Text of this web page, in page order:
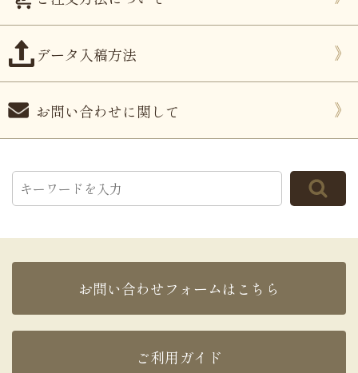
データ入稿方法
お問い合わせに関して
お問い合わせフォームはこちら
ご利用ガイド